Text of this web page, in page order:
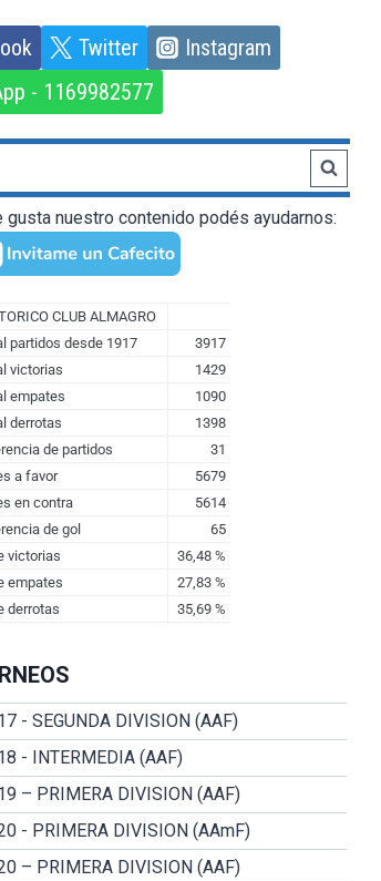
Twitter
Instagram
- 1169982577
gusta nuestro contenido podés ayudarnos:
- SEGUNDA DIVISION (AAF)
- INTERMEDIA (AAF)
– PRIMERA DIVISION (AAF)
- PRIMERA DIVISION (AAmF)
– PRIMERA DIVISION (AAF)